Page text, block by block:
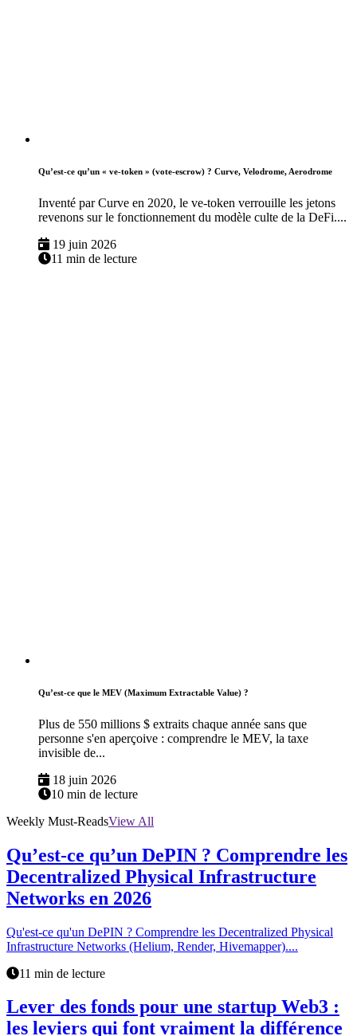
Qu’est-ce qu’un « ve-token » (vote-escrow) ? Curve, Velodrome, Aerodrome
Inventé par Curve en 2020, le ve-token verrouille les jetons
revenons sur le fonctionnement du modèle culte de la DeFi....
19 juin 2026
11 min de lecture
Qu’est-ce que le MEV (Maximum Extractable Value) ?
Plus de 550 millions $ extraits chaque année sans que
personne s'en aperçoive : comprendre le MEV, la taxe
invisible de...
18 juin 2026
10 min de lecture
Weekly Must-ReadsView All
Qu’est-ce qu’un DePIN ? Comprendre les
Decentralized Physical Infrastructure
Networks en 2026
Qu'est-ce qu'un DePIN ? Comprendre les Decentralized Physical
Infrastructure Networks (Helium, Render, Hivemapper)....
11 min de lecture
Lever des fonds pour une startup Web3 :
les leviers qui font vraiment la différence